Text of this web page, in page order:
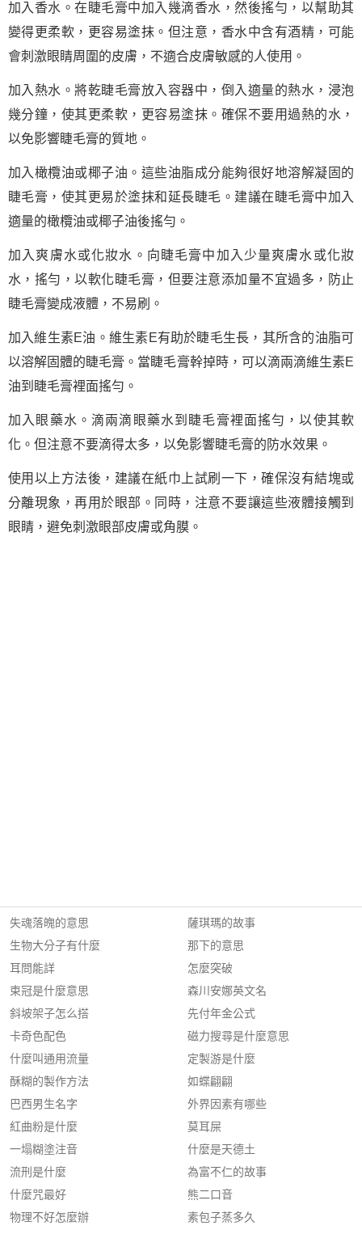
加入香水。在睫毛膏中加入幾滴香水，然後搖勻，以幫助其
變得更柔軟，更容易塗抹。但注意，香水中含有酒精，可能
會刺激眼睛周圍的皮膚，不適合皮膚敏感的人使用。
加入熱水。將乾睫毛膏放入容器中，倒入適量的熱水，浸泡
幾分鐘，使其更柔軟，更容易塗抹。確保不要用過熱的水，
以免影響睫毛膏的質地。
加入橄欖油或椰子油。這些油脂成分能夠很好地溶解凝固的
睫毛膏，使其更易於塗抹和延長睫毛。建議在睫毛膏中加入
適量的橄欖油或椰子油後搖勻。
加入爽膚水或化妝水。向睫毛膏中加入少量爽膚水或化妝
水，搖勻，以軟化睫毛膏，但要注意添加量不宜過多，防止
睫毛膏變成液體，不易刷。
加入維生素E油。維生素E有助於睫毛生長，其所含的油脂可
以溶解固體的睫毛膏。當睫毛膏幹掉時，可以滴兩滴維生素E
油到睫毛膏裡面搖勻。
加入眼藥水。滴兩滴眼藥水到睫毛膏裡面搖勻，以使其軟
化。但注意不要滴得太多，以免影響睫毛膏的防水效果。
使用以上方法後，建議在紙巾上試刷一下，確保沒有結塊或
分離現象，再用於眼部。同時，注意不要讓這些液體接觸到
眼睛，避免刺激眼部皮膚或角膜。
失魂落魄的意思
生物大分子有什麼
耳問能詳
束冠是什麼意思
斜坡架子怎么搭
卡奇色配色
什麼叫通用流量
酥糊的製作方法
巴西男生名字
紅曲粉是什麼
一塌糊塗注音
流刑是什麼
什麼咒最好
物理不好怎麼辦
薩琪瑪的故事
那下的意思
怎麼突破
森川安娜英文名
先付年金公式
磁力搜尋是什麼意思
定製游是什麼
如蝶翩翩
外界因素有哪些
莫耳屎
什麼是天德土
為富不仁的故事
熊二口音
素包子蒸多久